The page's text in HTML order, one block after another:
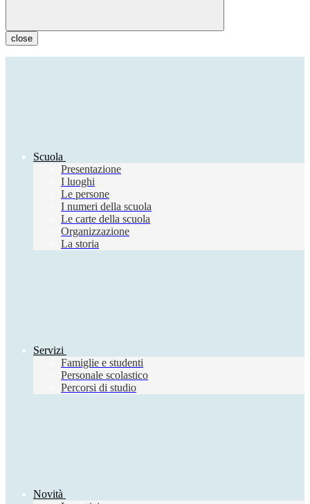
close
Scuola
Presentazione
I luoghi
Le persone
I numeri della scuola
Le carte della scuola
Organizzazione
La storia
Servizi
Famiglie e studenti
Personale scolastico
Percorsi di studio
Novità